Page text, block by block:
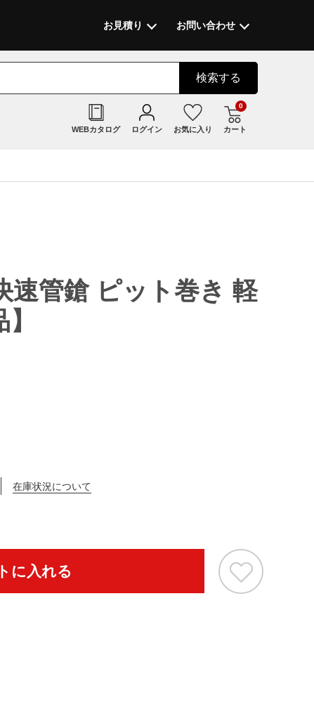
お見積り お問い合わせ
検索する
WEBカタログ ログイン お気に入り カート
0
速管鎗 ピット巻き 軽
在庫状況について
に入れる